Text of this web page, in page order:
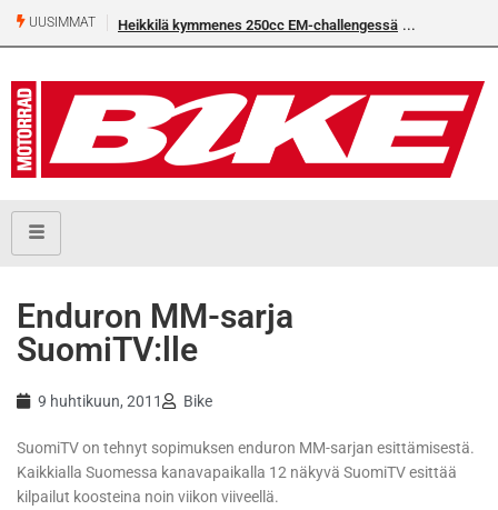
UUSIMMAT Heikkilä kymmenes 250cc EM-challengessä
Enduron MM-sarja
SuomiTV:lle
9 huhtikuun, 2011 Bike
SuomiTV on tehnyt sopimuksen enduron MM-sarjan esittämisestä.
Kaikkialla Suomessa kanavapaikalla 12 näkyvä SuomiTV esittää
kilpailut koosteina noin viikon viiveellä.